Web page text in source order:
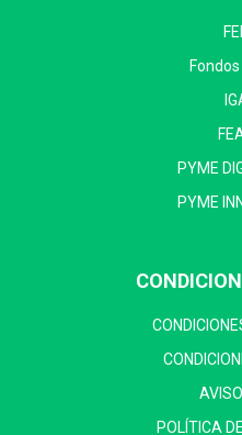
PYME
PYME
POLÍTICA